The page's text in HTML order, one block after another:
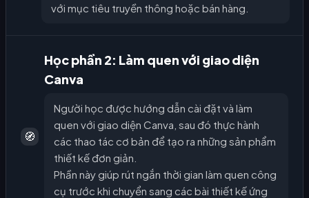
với mục tiêu truyền thông hoặc bán hàng.
🧭
Học phần 2: Làm quen với giao diện
Canva
Người học được hướng dẫn cài đặt và làm
quen với giao diện Canva, sau đó thực hành
các thao tác cơ bản để tạo ra những sản phẩm
thiết kế đơn giản.
Phần này giúp rút ngắn thời gian làm quen công
cụ trước khi chuyển sang các bài thiết kế ứng